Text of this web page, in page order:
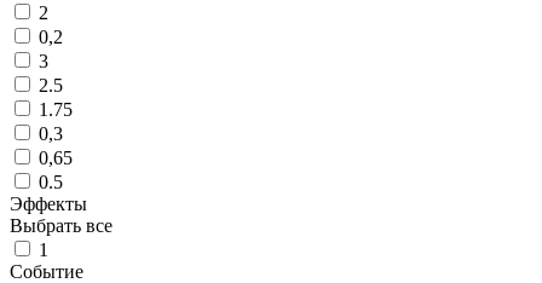
2
0,2
3
2.5
1.75
0,3
0,65
0.5
Эффекты
Выбрать все
1
Событие